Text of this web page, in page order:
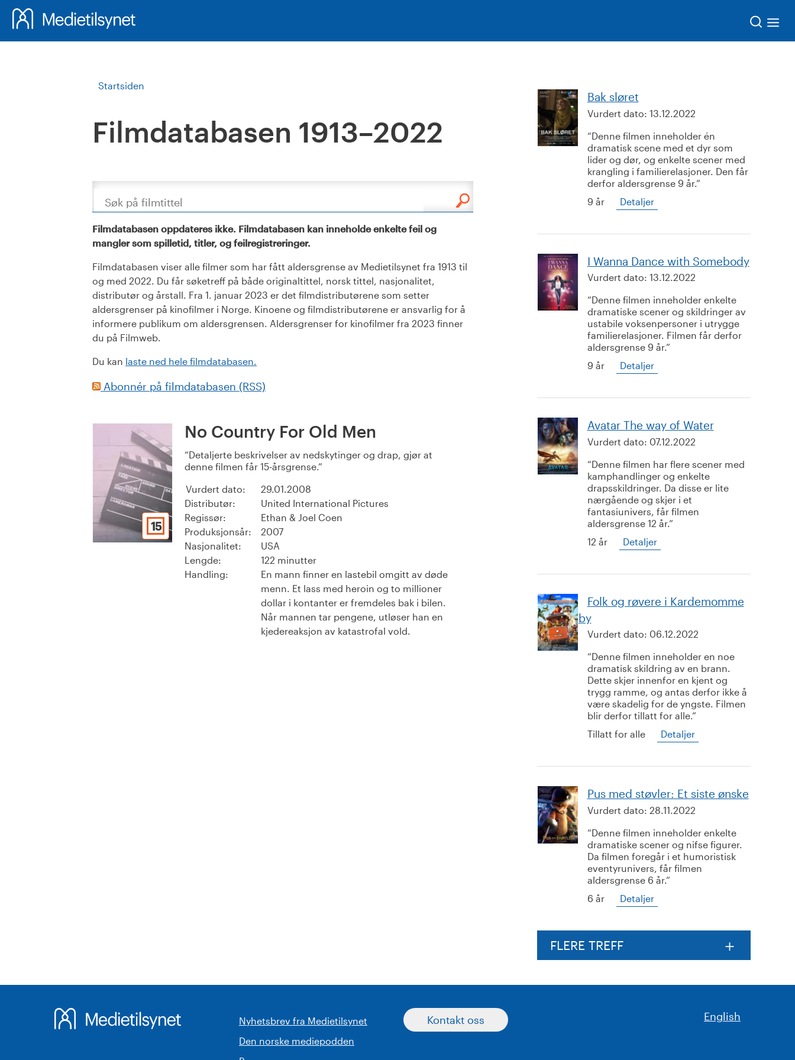
Startsiden
Filmdatabasen 1913–2022
Søk
Filmdatabasen oppdateres ikke. Filmdatabasen kan inneholde enkelte feil og
mangler som spilletid, titler, og feilregistreringer.
Filmdatabasen viser alle filmer som har fått aldersgrense av Medietilsynet fra 1913 til
og med 2022. Du får søketreff på både originaltittel, norsk tittel, nasjonalitet,
distributør og årstall. Fra 1. januar 2023 er det filmdistributørene som setter
aldersgrenser på kinofilmer i Norge. Kinoene og filmdistributørene er ansvarlig for å
informere publikum om aldersgrensen. Aldersgrenser for kinofilmer fra 2023 finner
du på Filmweb.
Du kan laste ned hele filmdatabasen.
Abonnér på filmdatabasen (RSS)
15
No Country For Old Men
Detaljerte beskrivelser av nedskytinger og drap, gjør at
denne filmen får 15-årsgrense.
Vurdert dato:
29.01.2008
Distributør:
United International Pictures
Regissør:
Ethan & Joel Coen
Produksjonsår:
2007
Nasjonalitet:
USA
Lengde:
122 minutter
Handling:
En mann finner en lastebil omgitt av døde
menn. Et lass med heroin og to millioner
dollar i kontanter er fremdeles bak i bilen.
Når mannen tar pengene, utløser han en
kjedereaksjon av katastrofal vold.
Bak sløret
Vurdert dato: 13.12.2022
Denne filmen inneholder én
dramatisk scene med et dyr som
lider og dør, og enkelte scener med
krangling i familierelasjoner. Den får
derfor aldersgrense 9 år.
9 år
Detaljer
I Wanna Dance with Somebody
Vurdert dato: 13.12.2022
Denne filmen inneholder enkelte
dramatiske scener og skildringer av
ustabile voksenpersoner i utrygge
familierelasjoner. Filmen får derfor
aldersgrense 9 år.
9 år
Detaljer
Avatar The way of Water
Vurdert dato: 07.12.2022
Denne filmen har flere scener med
kamphandlinger og enkelte
drapsskildringer. Da disse er lite
nærgående og skjer i et
fantasiunivers, får filmen
aldersgrense 12 år.
12 år
Detaljer
Folk og røvere i Kardemomme
by
Vurdert dato: 06.12.2022
Denne filmen inneholder en noe
dramatisk skildring av en brann.
Dette skjer innenfor en kjent og
trygg ramme, og antas derfor ikke å
være skadelig for de yngste. Filmen
blir derfor tillatt for alle.
Tillatt for alle
Detaljer
Pus med støvler: Et siste ønske
Vurdert dato: 28.11.2022
Denne filmen inneholder enkelte
dramatiske scener og nifse figurer.
Da filmen foregår i et humoristisk
eventyrunivers, får filmen
aldersgrense 6 år.
6 år
Detaljer
FLERE TREFF
Nyhetsbrev fra Medietilsynet
Den norske mediepodden
Kontakt oss English